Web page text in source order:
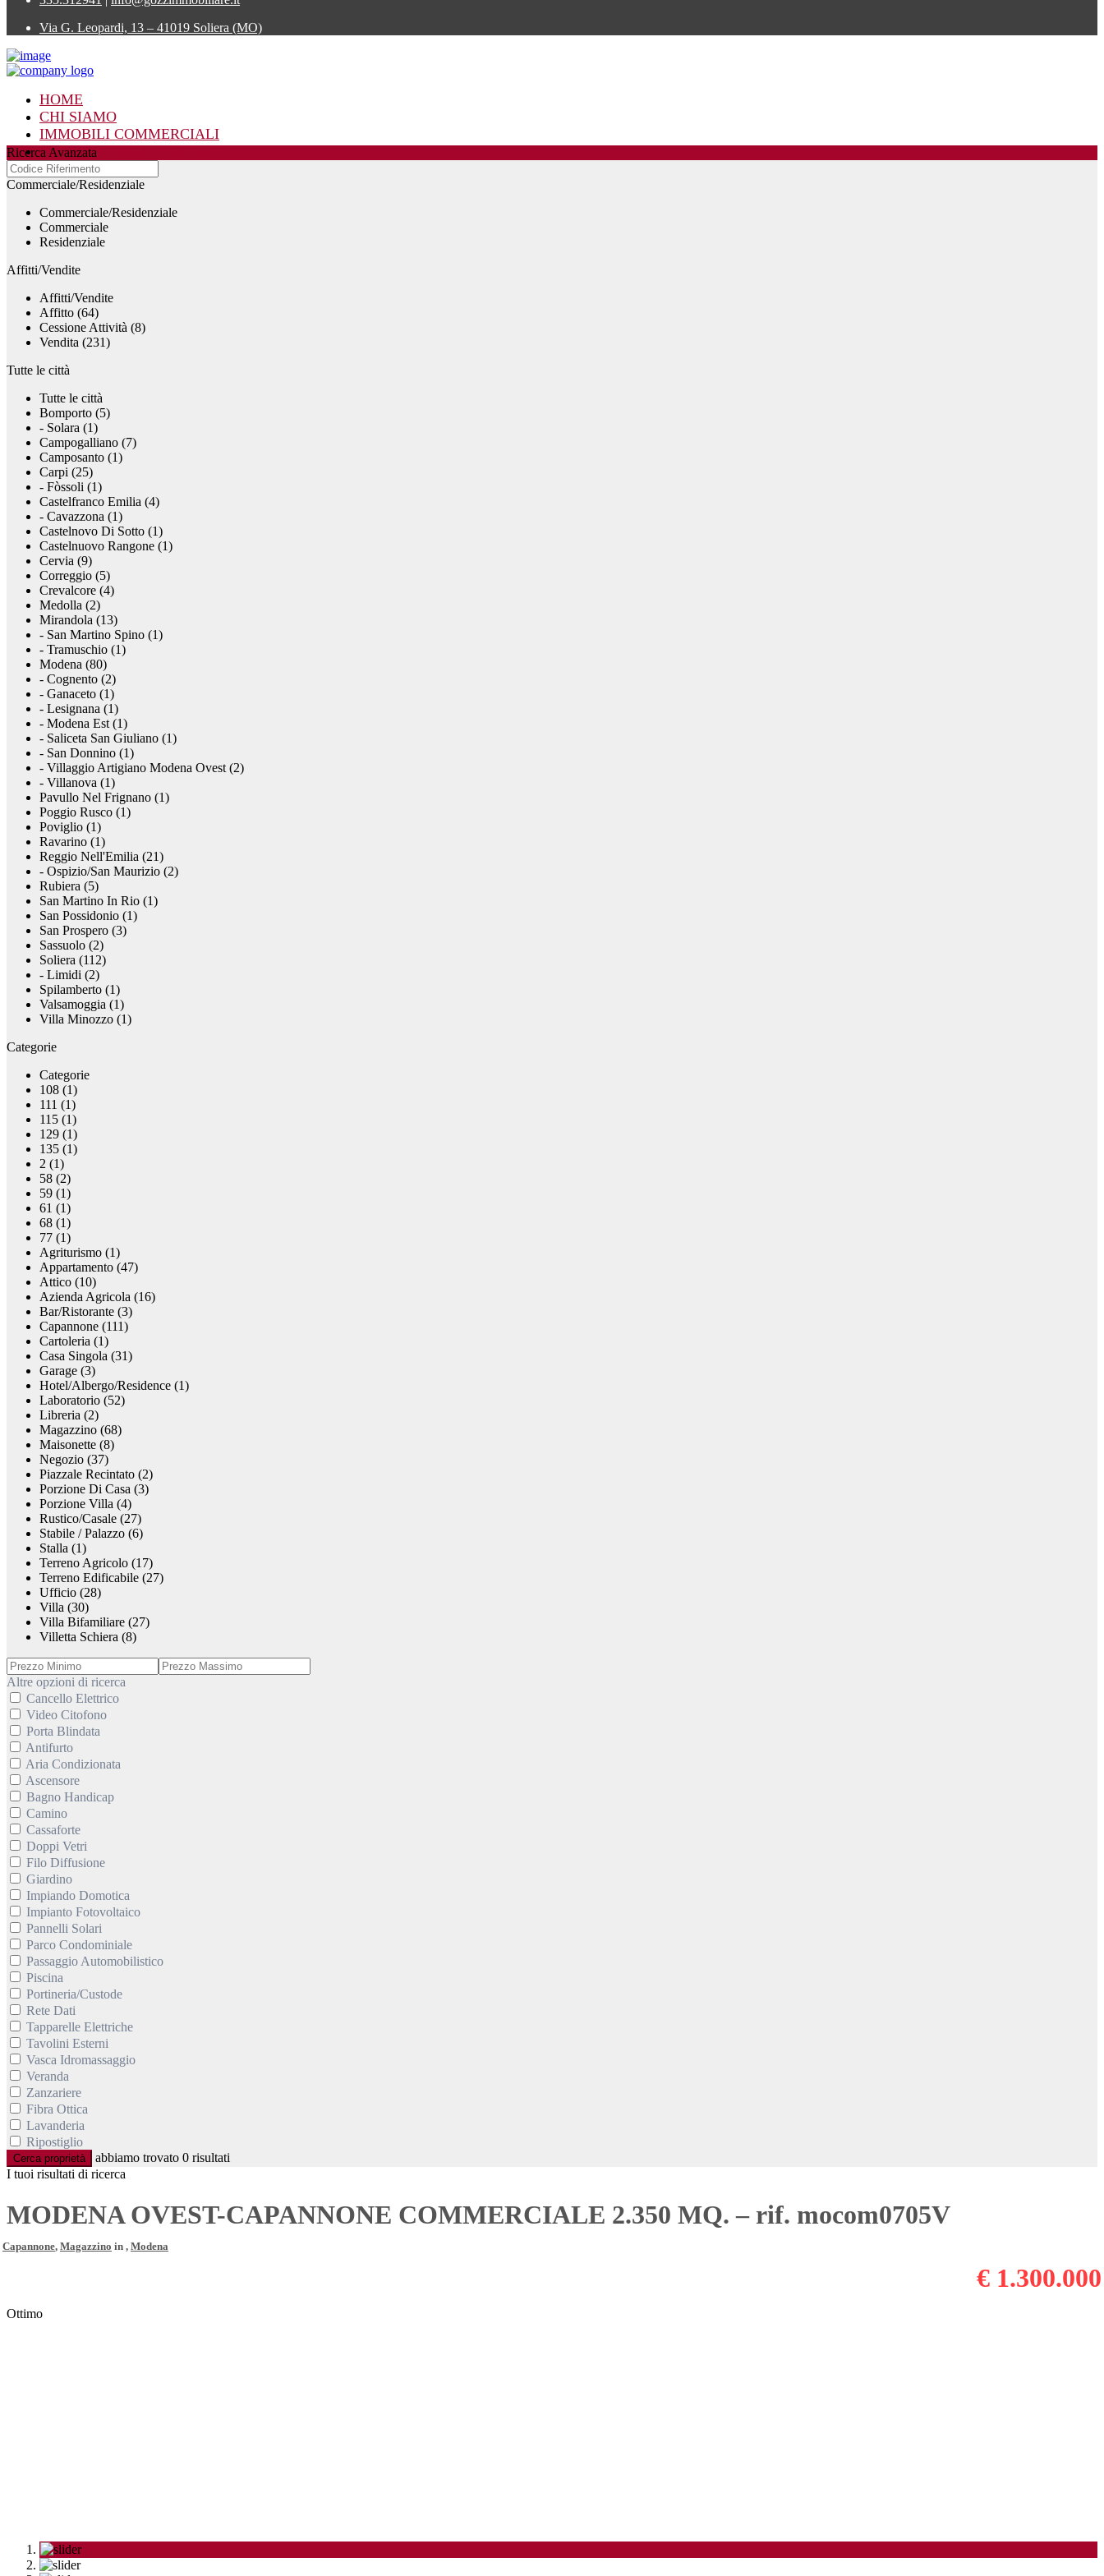
Via G. Leopardi, 13 – 41019 Soliera (MO)
HOME
CHI SIAMO
IMMOBILI COMMERCIALI
IMMOBILI RESIDENZIALI
CONTATTI
Ricerca Avanzata
Commerciale/Residenziale
Commerciale/Residenziale
Commerciale
Residenziale
Affitti/Vendite
Affitti/Vendite
Affitto (64)
Cessione Attività (8)
Vendita (231)
Tutte le città
Tutte le città
Bomporto (5)
- Solara (1)
Campogalliano (7)
Camposanto (1)
Carpi (25)
- Fòssoli (1)
Castelfranco Emilia (4)
- Cavazzona (1)
Castelnovo Di Sotto (1)
Castelnuovo Rangone (1)
Cervia (9)
Correggio (5)
Crevalcore (4)
Medolla (2)
Mirandola (13)
- San Martino Spino (1)
- Tramuschio (1)
Modena (80)
- Cognento (2)
- Ganaceto (1)
- Lesignana (1)
- Modena Est (1)
- Saliceta San Giuliano (1)
- San Donnino (1)
- Villaggio Artigiano Modena Ovest (2)
- Villanova (1)
Pavullo Nel Frignano (1)
Poggio Rusco (1)
Poviglio (1)
Ravarino (1)
Reggio Nell'Emilia (21)
- Ospizio/San Maurizio (2)
Rubiera (5)
San Martino In Rio (1)
San Possidonio (1)
San Prospero (3)
Sassuolo (2)
Soliera (112)
- Limidi (2)
Spilamberto (1)
Valsamoggia (1)
Villa Minozzo (1)
Categorie
Categorie
108 (1)
111 (1)
115 (1)
129 (1)
135 (1)
2 (1)
58 (2)
59 (1)
61 (1)
68 (1)
77 (1)
Agriturismo (1)
Appartamento (47)
Attico (10)
Azienda Agricola (16)
Bar/Ristorante (3)
Capannone (111)
Cartoleria (1)
Casa Singola (31)
Garage (3)
Hotel/Albergo/Residence (1)
Laboratorio (52)
Libreria (2)
Magazzino (68)
Maisonette (8)
Negozio (37)
Piazzale Recintato (2)
Porzione Di Casa (3)
Porzione Villa (4)
Rustico/Casale (27)
Stabile / Palazzo (6)
Stalla (1)
Terreno Agricolo (17)
Terreno Edificabile (27)
Ufficio (28)
Villa (30)
Villa Bifamiliare (27)
Villetta Schiera (8)
Altre opzioni di ricerca
Cancello Elettrico
Video Citofono
Porta Blindata
Antifurto
Aria Condizionata
Ascensore
Bagno Handicap
Camino
Cassaforte
Doppi Vetri
Filo Diffusione
Giardino
Impiando Domotica
Impianto Fotovoltaico
Pannelli Solari
Parco Condominiale
Passaggio Automobilistico
Piscina
Portineria/Custode
Rete Dati
Tapparelle Elettriche
Tavolini Esterni
Vasca Idromassaggio
Veranda
Zanzariere
Fibra Ottica
Lavanderia
Ripostiglio
Cerca proprietà abbiamo trovato 0 risultati
I tuoi risultati di ricerca
MODENA OVEST-CAPANNONE COMMERCIALE 2.350 MQ. – rif. mocom0705V
Capannone, Magazzino in , Modena
€ 1.300.000
Ottimo